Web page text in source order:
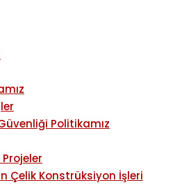
Politikamız
Çelik Konstrüksiyon İşleri